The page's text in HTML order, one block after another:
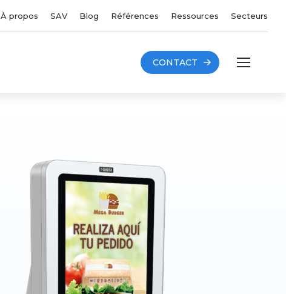
À propos SAV Blog Références Ressources Secteurs
CONTACT